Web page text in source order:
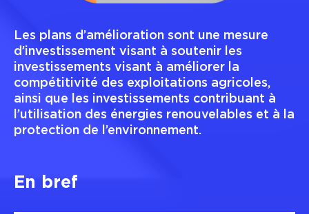
Les plans d’amélioration sont une mesure
d’investissement visant à soutenir les
investissements visant à améliorer la
compétitivité des exploitations agricoles,
ainsi que les investissements contribuant à
l’utilisation des énergies renouvelables et à la
protection de l’environnement.
En bref